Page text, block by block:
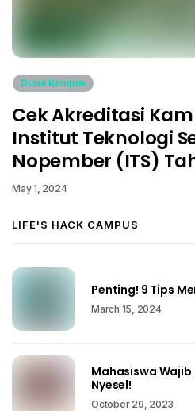
Dunia Kampus
Cek Akreditasi
Institut Teknologi
Nopember (ITS)
May 1, 2024
LIFE'S HACK CAMPUS
Penting! 9 Tips
March 15, 2024
Mahasiswa Wajib
Nyesel!
October 29, 2023